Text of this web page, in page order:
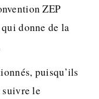
ZEP
donne de la
puisqu’ils
le